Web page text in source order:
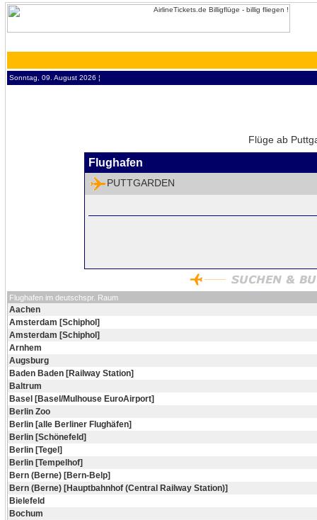
Sonntag, 09. August 2026 ¦
Flüge ab
Flughafen
PUTTGARDEN
Flughafen im deutschspr. Raum
Aachen
Amsterdam [Schiphol]
Amsterdam [Schiphol]
Arnhem
Augsburg
Baden Baden [Railway Station]
Baltrum
Basel [Basel/Mulhouse EuroAirport]
Berlin Zoo
Berlin [alle Berliner Flughäfen]
Berlin [Schönefeld]
Berlin [Tegel]
Berlin [Tempelhof]
Bern (Berne) [Bern-Belp]
Bern (Berne) [Hauptbahnhof (Central Railway Station)]
Bielefeld
Bochum